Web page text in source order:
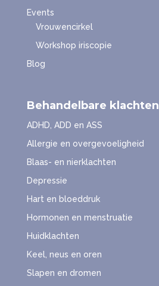
Events
Vrouwencirkel
Workshop iriscopie
Blog
Behandelbare klachten
ADHD, ADD en ASS
Allergie en overgevoeligheid
Blaas- en nierklachten
Depressie
Hart en bloeddruk
Hormonen en menstruatie
Huidklachten
Keel, neus en oren
Slapen en dromen